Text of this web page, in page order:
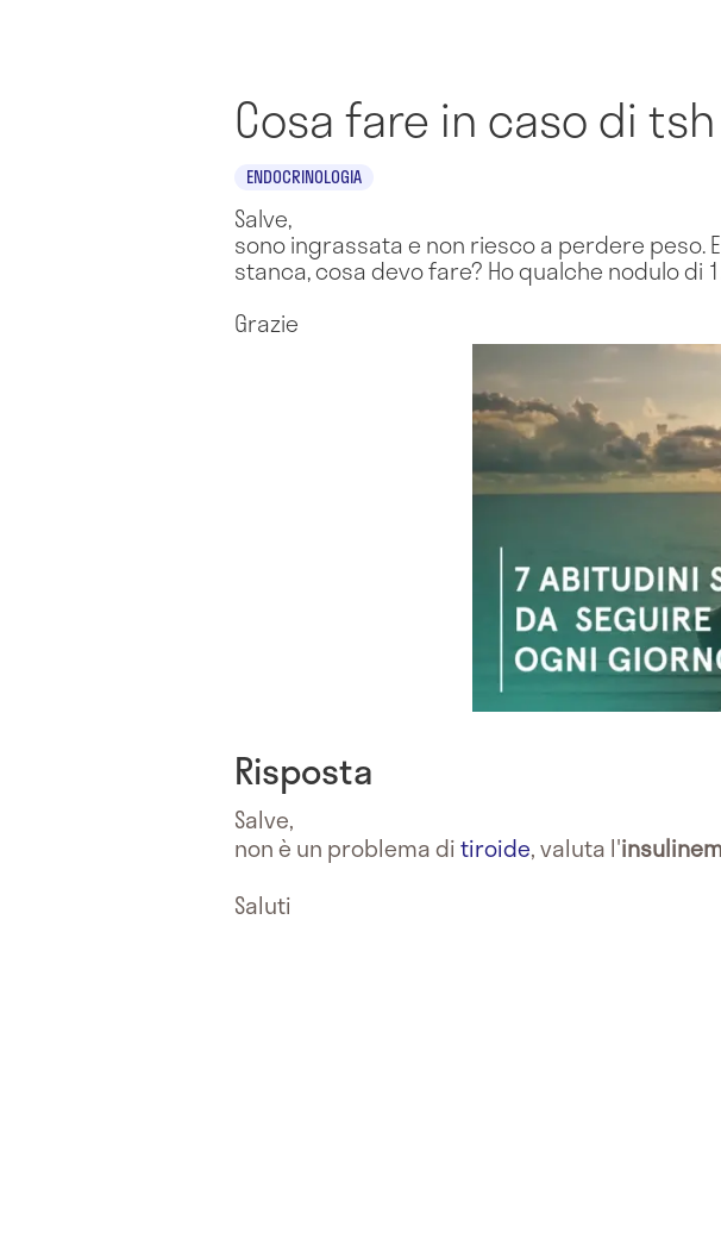
Cosa fare in caso di
ENDOCRINOLOGIA
Salve,
sono ingrassata e non riesco a perdere peso.
stanca, cosa devo fare? Ho qualche nodulo di
Grazie
Risposta
Salve,
non è un problema ditiroide, valuta l'
Saluti